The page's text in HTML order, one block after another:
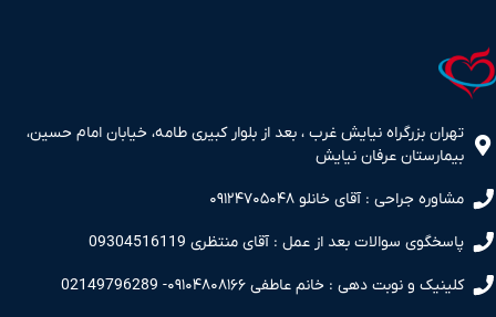
بزرگراه نیایش غرب ، بعد از بلوار کبیری طامه، خیابان امام حسین،
عرفان نیایش
جراحی : آقای خانلو ۰۹۱۲۴۷۰۵۰۴۸
سوالات بعد از عمل : آقای منتظری 09304516119
و نوبت دهی : خانم عاطفی ۰۹۱۰۴۸۰۸۱۶۶- 02149796289